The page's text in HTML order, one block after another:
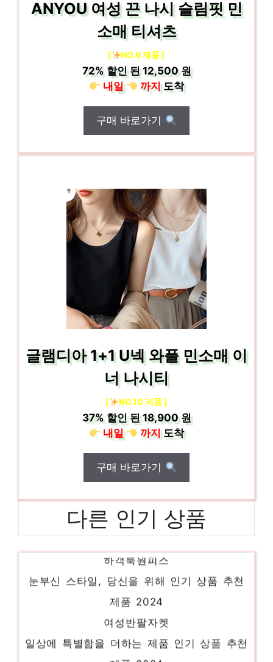
ANYOU 여성 끈 나시 슬림핏 민
소매 티셔츠
[ NO.9 제품 ]
72%할인 된12,500 원
내일
까지도착
구매 바로가기
글램디아 1+1 U넥 와플 민소매 이
너 나시티
[ NO.10 제품 ]
37%할인 된18,900 원
내일
까지도착
구매 바로가기
다른 인기 상품
하객룩원피스
눈부신 스타일, 당신을 위해 인기 상품 추천
제품 2024
여성반팔자켓
일상에 특별함을 더하는 제품 인기 상품 추천
제품 2024